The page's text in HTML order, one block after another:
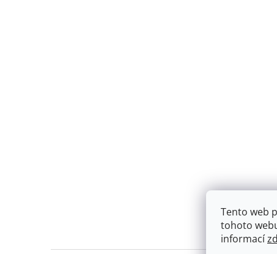
Tento web
tohoto
informací